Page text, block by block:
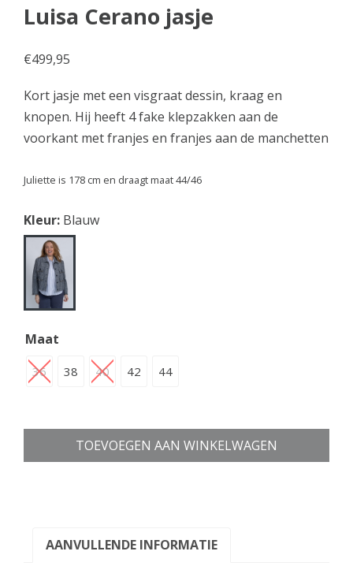
Luisa Cerano jasje
€499,95
Kort jasje met een visgraat dessin, kraag en
knopen. Hij heeft 4 fake klepzakken aan de
voorkant met franjes en franjes aan de manchetten
Juliette is 178 cm en draagt maat 44/46
Kleur: Blauw
Maat
36 38 40 42 44
TOEVOEGEN AAN WINKELWAGEN
AANVULLENDE INFORMATIE